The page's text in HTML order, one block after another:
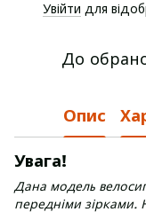
Увійти для
До
Опис
Увага!
Дана модель
передніми зірками.